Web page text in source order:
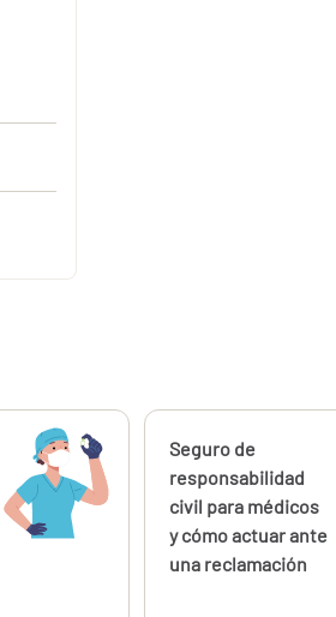
€
Calcúlalo ahora
Seguro de
responsabilidad
civil para médicos
y cómo actuar ante
una reclamación